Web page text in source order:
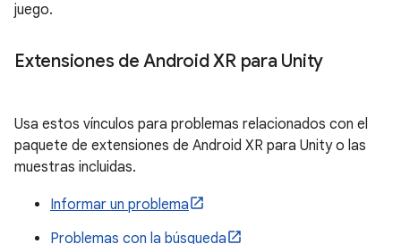
juego.
Extensiones de Android XR para Unity
Usa estos vínculos para problemas relacionados con el
paquete de extensiones de Android XR para Unity o las
muestras incluidas.
Informar un problema
Problemas con la búsqueda